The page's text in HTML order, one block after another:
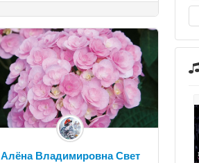
Алёна Владимировна Свет